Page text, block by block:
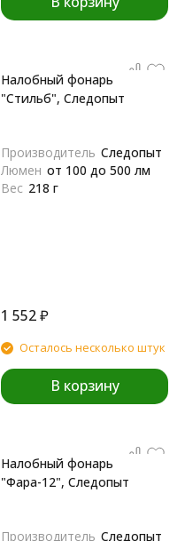
Налобный фонарь
"Стильб", Следопыт
Производитель Следопыт
Люмен от 100 до 500 лм
Вес 218 г
1 552₽
Осталось несколько штук
В корзину
Налобный фонарь
"Фара-12", Следопыт
Производитель Следопыт